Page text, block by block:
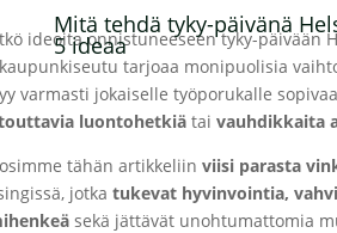
Mitä tehdä tyky-päivänä
5 ideaa
ideoita onnistuneeseen tyky-päivään
tarjoaa monipuolisia
varmasti jokaiselle työporukalle
luontohetkiätai vauhdikkaita
tähän artikkeliin viisi parasta
jotka tukevat hyvinvointia,
sekä jättävät unohtumattomia